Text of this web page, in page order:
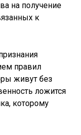
на получение
к
правил
живут без
ложится
которому